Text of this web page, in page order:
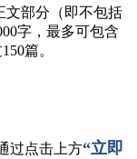
文部分（即不包括
字，最多可包含
篇。
过点击上方“立即